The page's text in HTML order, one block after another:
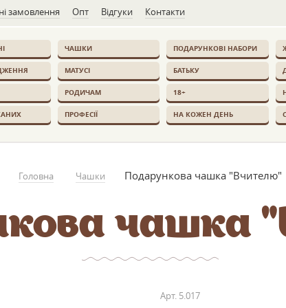
замовлення Опт Відгуки Контакти
ЧАШКИ ПОДАРУНКОВІ НАБОРИ
МАТУСІ БАТЬКУ
РОДИЧАМ 18+
ПРОФЕСІЇ НА КОЖЕН ДЕНЬ
Головна Чашки Подарункова чашка "Вчителю"
чашка
Арт. 5.017